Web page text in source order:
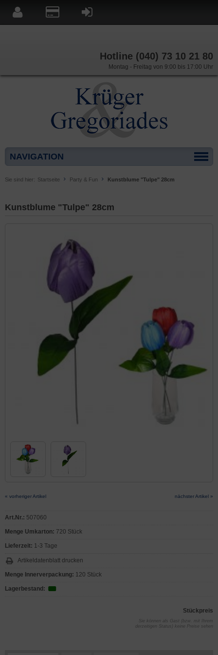
Hotline (040) 73 10 21 80
Montag - Freitag von 9:00 bis 17:00 Uhr
NAVIGATION
Sie sind hier: Startseite Party & Fun Kunstblume "Tulpe" 28cm
Kunstblume "Tulpe" 28cm
« vorheriger Artikel nächster Artikel »
Art.Nr.: 507060
Menge Umkarton: 720 Stück
Lieferzeit: 1-3 Tage
Artikeldatenblatt drucken
Menge Innerverpackung: 120 Stück
Lagerbestand:
Stückpreis
Sie können als Gast (bzw. mit Ihrem
derzeitigen Status) keine Preise sehen